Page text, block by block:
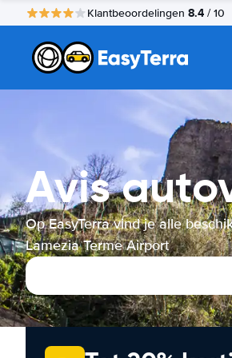
Klantbeoordelingen 8.4 / 10
Avis
Op EasyTerra vind je alle
Lamezia Terme Airport